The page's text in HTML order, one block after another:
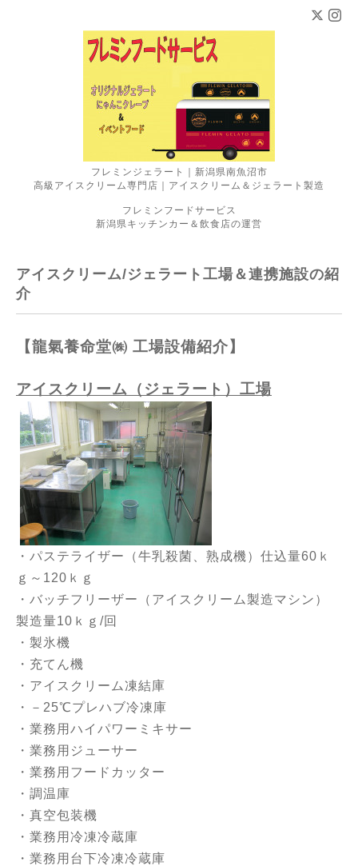
フレミンジェラート｜新潟県南魚沼市
高級アイスクリーム専門店｜アイスクリーム＆ジェラート製造
フレミンフードサービス
新潟県キッチンカー＆飲食店の運営
アイスクリーム/ジェラート工場＆連携施設の紹
介
【龍氣養命堂㈱ 工場設備紹介】
アイスクリーム（ジェラート）工場
・パステライザー（牛乳殺菌、熟成機）仕込量60ｋ
ｇ～120ｋｇ
・バッチフリーザー（アイスクリーム製造マシン）
製造量10ｋｇ/回
・製氷機
・充てん機
・アイスクリーム凍結庫
・－25℃プレハブ冷凍庫
・業務用ハイパワーミキサー
・業務用ジューサー
・業務用フードカッター
・調温庫
・真空包装機
・業務用冷凍冷蔵庫
・業務用台下冷凍冷蔵庫